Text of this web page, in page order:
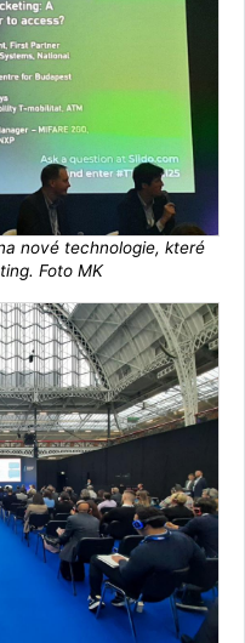
nové technologie, které
Foto MK